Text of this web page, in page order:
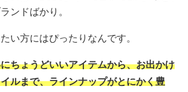
ンドばかり。
い方にはぴったりなんです。
ちょうどいいアイテムから、お出かけ
ルまで、ラインナップがとにかく豊